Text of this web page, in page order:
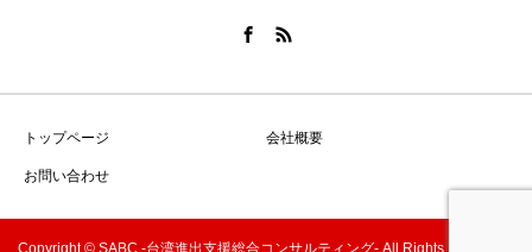
トップページ 会社概要
お問い合わせ
Copyright © SABC -台湾進出支援総合コンサルティング- All Rights Reserved.